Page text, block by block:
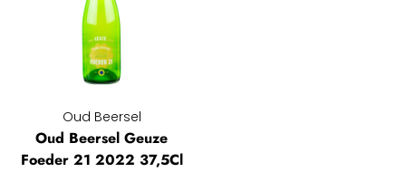
Oud Beersel
Oud Beersel Geuze
Foeder 21 2022 37,5Cl